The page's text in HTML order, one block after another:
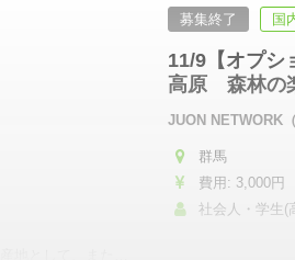
募集終了 国
11/9【オプシ
高原 森林の
JUON NETWORK
群馬
費用: 3,000円
社会人・学生(